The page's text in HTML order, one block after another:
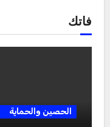
فاتك
الحصين والحماية